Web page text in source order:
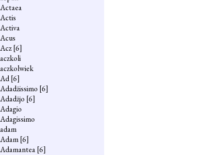
Actaea
Actis
Activa
Acus
Acz[6]
aczkoli
aczkolwiek
Ad[6]
Adadżissimo [6]
Adadżjo [6]
Adagio
Adagissimo
adam
Adam[6]
Adamantea[6]